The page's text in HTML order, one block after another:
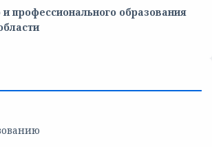
профессионального образования